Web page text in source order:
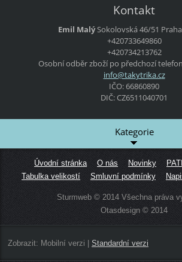
Kontakt
Emil MalýSokolovská 46/51
+420733649860
+420734213762
Osobní odběr zboží po předchozí
info@takytrika.cz
IČO: 66860890
DIČ: CZ6511040701
Kategorie
Úvodní stránka O nás Novinky
Tabulka velikostí
Smluvní podmínky
Sturmweb © 2014 Všechna práva
Otasdesign © 2014
Zobrazit: Mobilní verzi Standardní verzi